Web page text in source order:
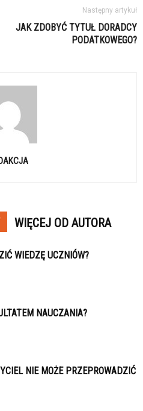
Następny artykuł
JAK ZDOBYĆ TYTUŁ DORADCY
PODATKOWEGO?
WIĘCEJ OD AUTORA
WIEDZĘ UCZNIÓW?
NAUCZANIA?
NIE MOŻE PRZEPROWADZIĆ